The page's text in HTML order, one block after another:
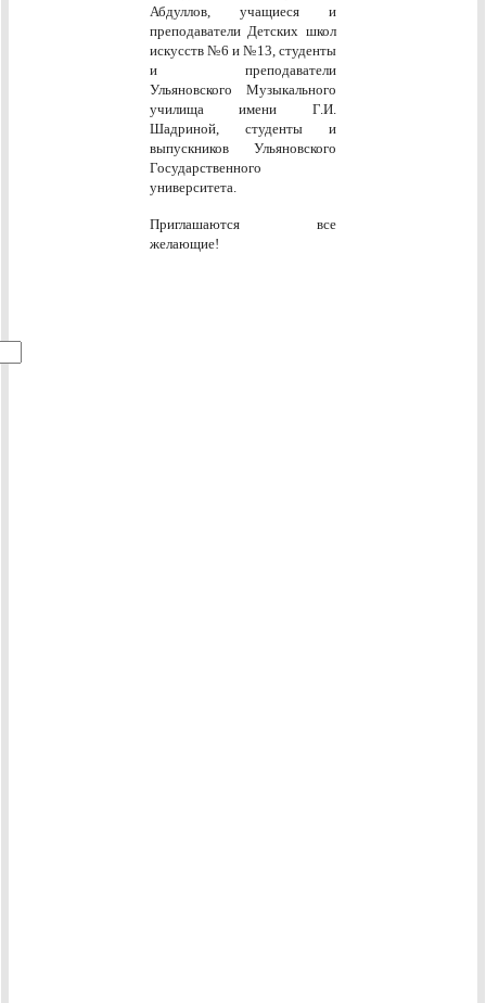
Абдуллов, учащиеся и
преподаватели Детских школ
искусств №6 и №13, студенты
и преподаватели
Ульяновского Музыкального
училища имени Г.И.
Шадриной, студенты и
выпускников Ульяновского
Государственного
университета.
Приглашаются все
желающие!